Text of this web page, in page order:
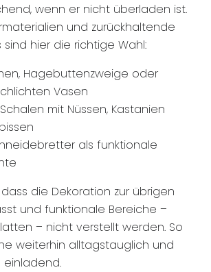
wenn er nicht überladen ist.
und zurückhaltende
hier die richtige Wahl:
Hagebuttenzweige oder
Vasen
mit Nüssen, Kastanien
als funktionale
die Dekoration zur übrigen
und funktionale Bereiche –
– nicht verstellt werden. So
weiterhin alltagstauglich und